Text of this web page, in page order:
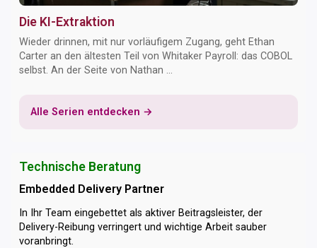
Die KI-Extraktion
Wieder drinnen, mit nur vorläufigem Zugang, geht Ethan
Carter an den ältesten Teil von Whitaker Payroll: das COBOL
selbst. An der Seite von Nathan ...
Alle Serien entdecken →
Technische Beratung
Embedded Delivery Partner
In Ihr Team eingebettet als aktiver Beitragsleister, der
Delivery-Reibung verringert und wichtige Arbeit sauber
voranbringt.